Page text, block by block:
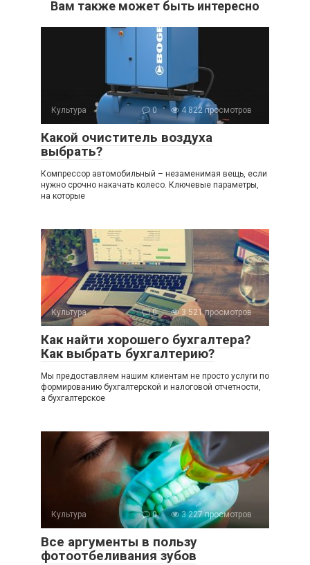
Вам также может быть интересно
Культура 0 4 822 просмотров
Какой очиститель воздуха
выбрать?
Компрессор автомобильный – незаменимая вещь, если
нужно срочно накачать колесо. Ключевые параметры,
на которые
Культура 0 3 521 просмотров
Как найти хорошего бухгалтера?
Как выбрать бухгалтерию?
Мы предоставляем нашим клиентам не просто услуги по
формированию бухгалтерской и налоговой отчетности,
а бухгалтерское
Культура 0 3 227 просмотров
Все аргументы в пользу
фотоотбеливания зубов